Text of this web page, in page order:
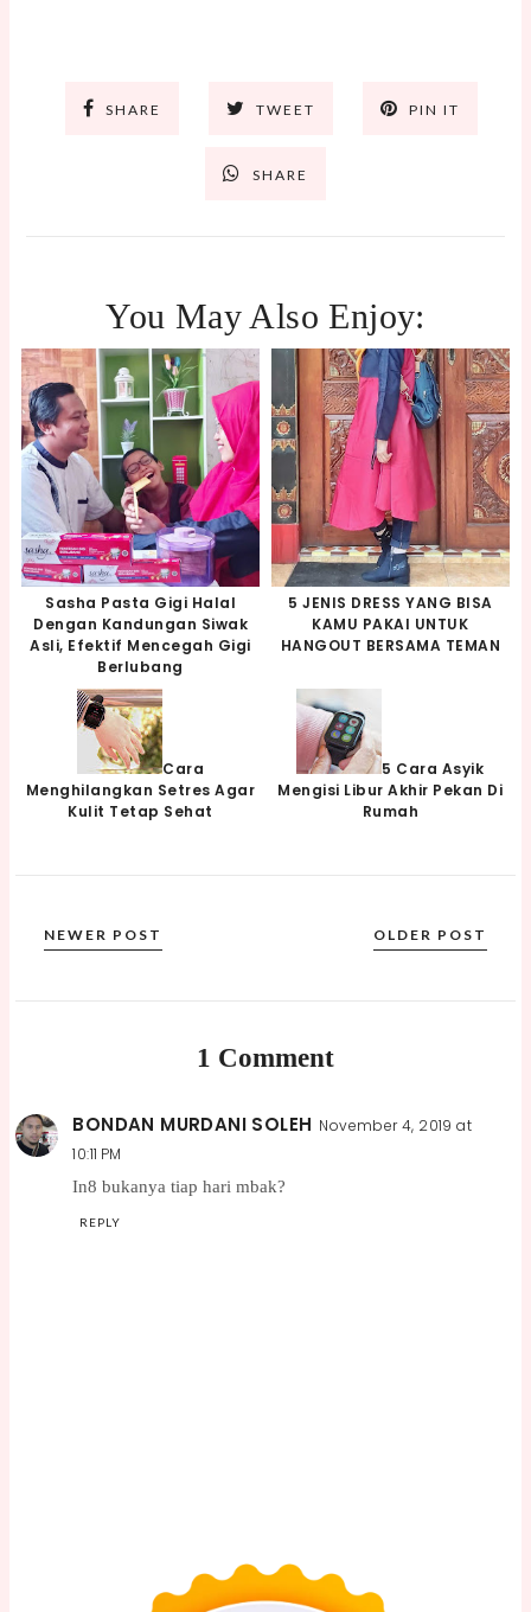
SHARE TWEET PIN IT
SHARE
You May Also Enjoy:
Sasha Pasta Gigi Halal
Dengan Kandungan Siwak
Asli, Efektif Mencegah Gigi
Berlubang
5 JENIS DRESS YANG BISA
KAMU PAKAI UNTUK
HANGOUT BERSAMA TEMAN
Cara
Menghilangkan Setres Agar
Kulit Tetap Sehat
5 Cara Asyik
Mengisi Libur Akhir Pekan Di
Rumah
NEWER POST OLDER POST
1 Comment
BONDAN MURDANI SOLEH November 4, 2019 at
10:11 PM
In8 bukanya tiap hari mbak?
REPLY